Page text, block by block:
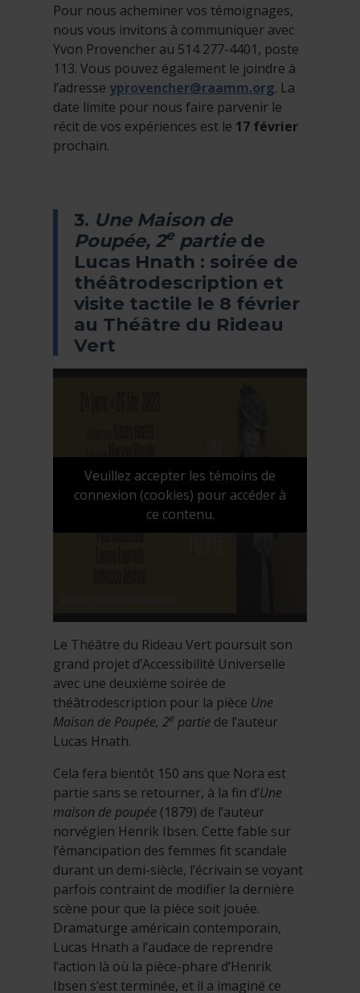
Pour nous acheminer vos témoignages,
nous vous invitons à communiquer avec
Yvon Provencher au 514 277-4401, poste
113. Vous pouvez également le joindre à
l’adresse yprovencher@raamm.org. La
date limite pour nous faire parvenir le
récit de vos expériences est le 17 février
prochain.
3. Une Maison de
Poupée, 2e partiede
Lucas Hnath : soirée de
théâtrodescription et
visite tactile le 8 février
au Théâtre du Rideau
Vert
Veuillez accepter les témoins de
connexion (cookies) pour accéder à
ce contenu.
Le Théâtre du Rideau Vert poursuit son
grand projet d’Accessibilité Universelle
avec une deuxième soirée de
théâtrodescription pour la pièce Une
Maison de Poupée, 2e partie de l’auteur
Lucas Hnath.
Cela fera bientôt 150 ans que Nora est
partie sans se retourner, à la fin d’Une
maison de poupée (1879) de l’auteur
norvégien Henrik Ibsen. Cette fable sur
l’émancipation des femmes fit scandale
durant un demi-siècle, l’écrivain se voyant
parfois contraint de modifier la dernière
scène pour que la pièce soit jouée.
Dramaturge américain contemporain,
Lucas Hnath a l’audace de reprendre
l’action là où la pièce-phare d’Henrik
Ibsen s’est terminée, et il a imaginé ce